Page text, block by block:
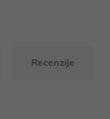
Recenzije